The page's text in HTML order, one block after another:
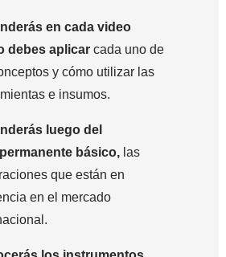
en cada video
debes aplicarcada uno de
y cómo utilizar las
e insumos.
luego del
básico, las
que están en
en el mercado